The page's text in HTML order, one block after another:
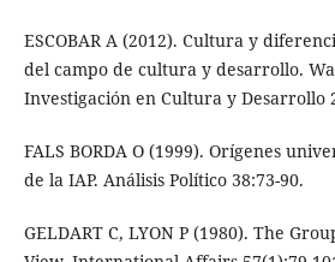
ESCOBAR A (2012). Cultura y
del campo de cultura y desarrollo.
Investigación en Cultura y Desarrollo
FALS BORDA O (1999). Orígenes
de la IAP. Análisis Político 38:73-90.
GELDART C, LYON P (1980). The